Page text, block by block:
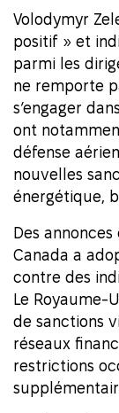
Volodymyr
positif » et
parmi les
ne remporte
s’engager
ont
défense
nouvelles
énergétique,
Des
Canada a
contre des
Le Royaume-
de sanctions
réseaux
restrictions